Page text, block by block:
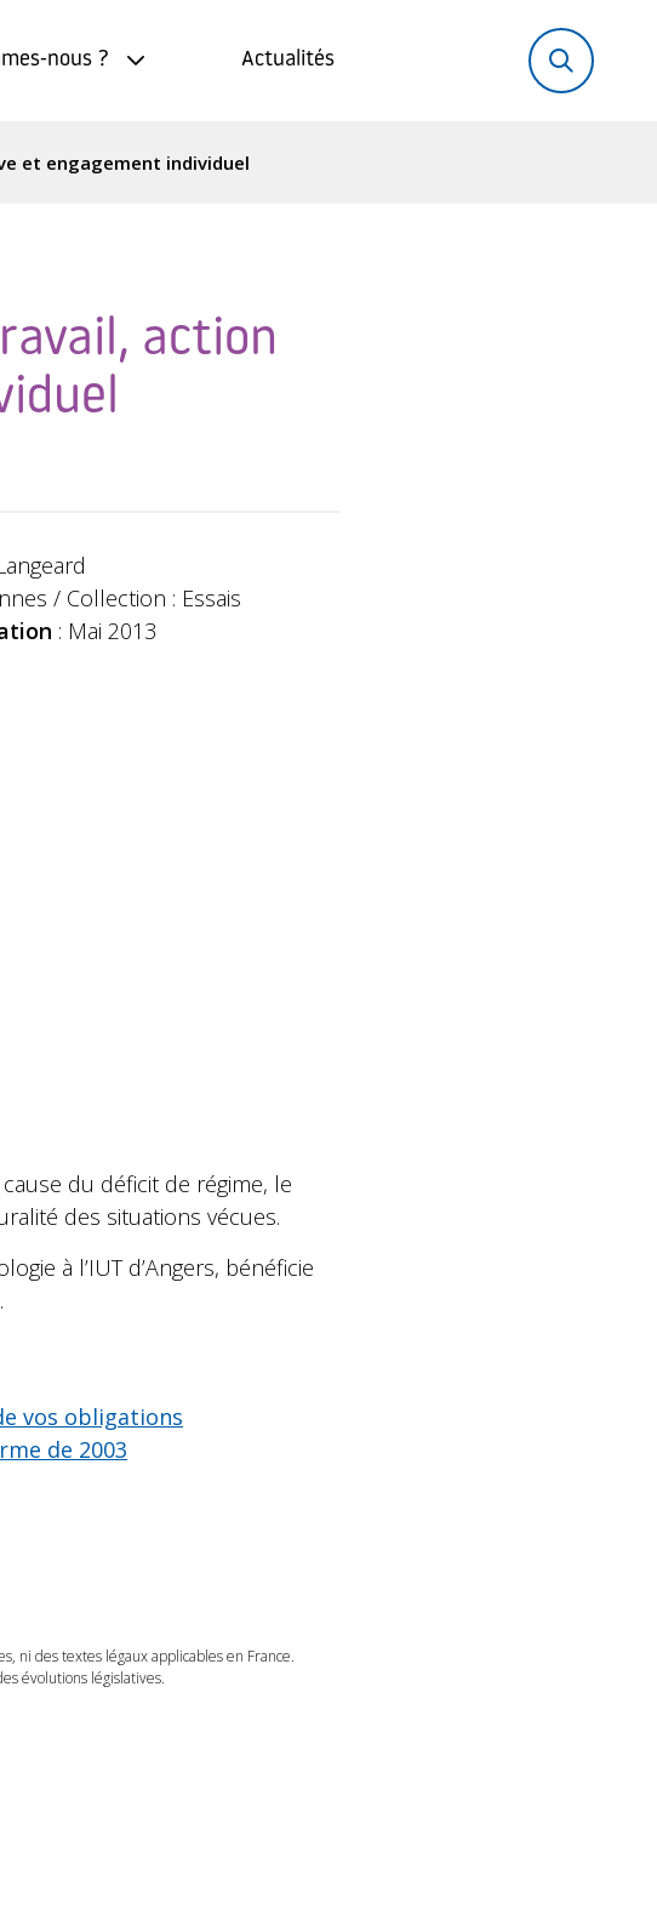
nous ? Actualités
Rechercher:
et engagement individuel
action
/ Collection : Essais
: Mai 2013
du déficit de régime, le
des situations vécues.
à l’IUT d’Angers, bénéficie
vos obligations
de 2003
ni des textes légaux applicables en France.
évolutions législatives.